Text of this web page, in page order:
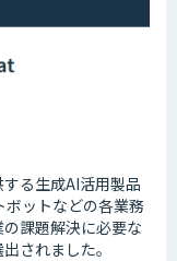
る生成AI活用製品
ボットなどの各業務
課題解決に必要な
されました。